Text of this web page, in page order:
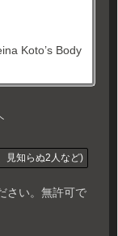
Koto’s Body
見知らぬ2人など)
さい。無許可で